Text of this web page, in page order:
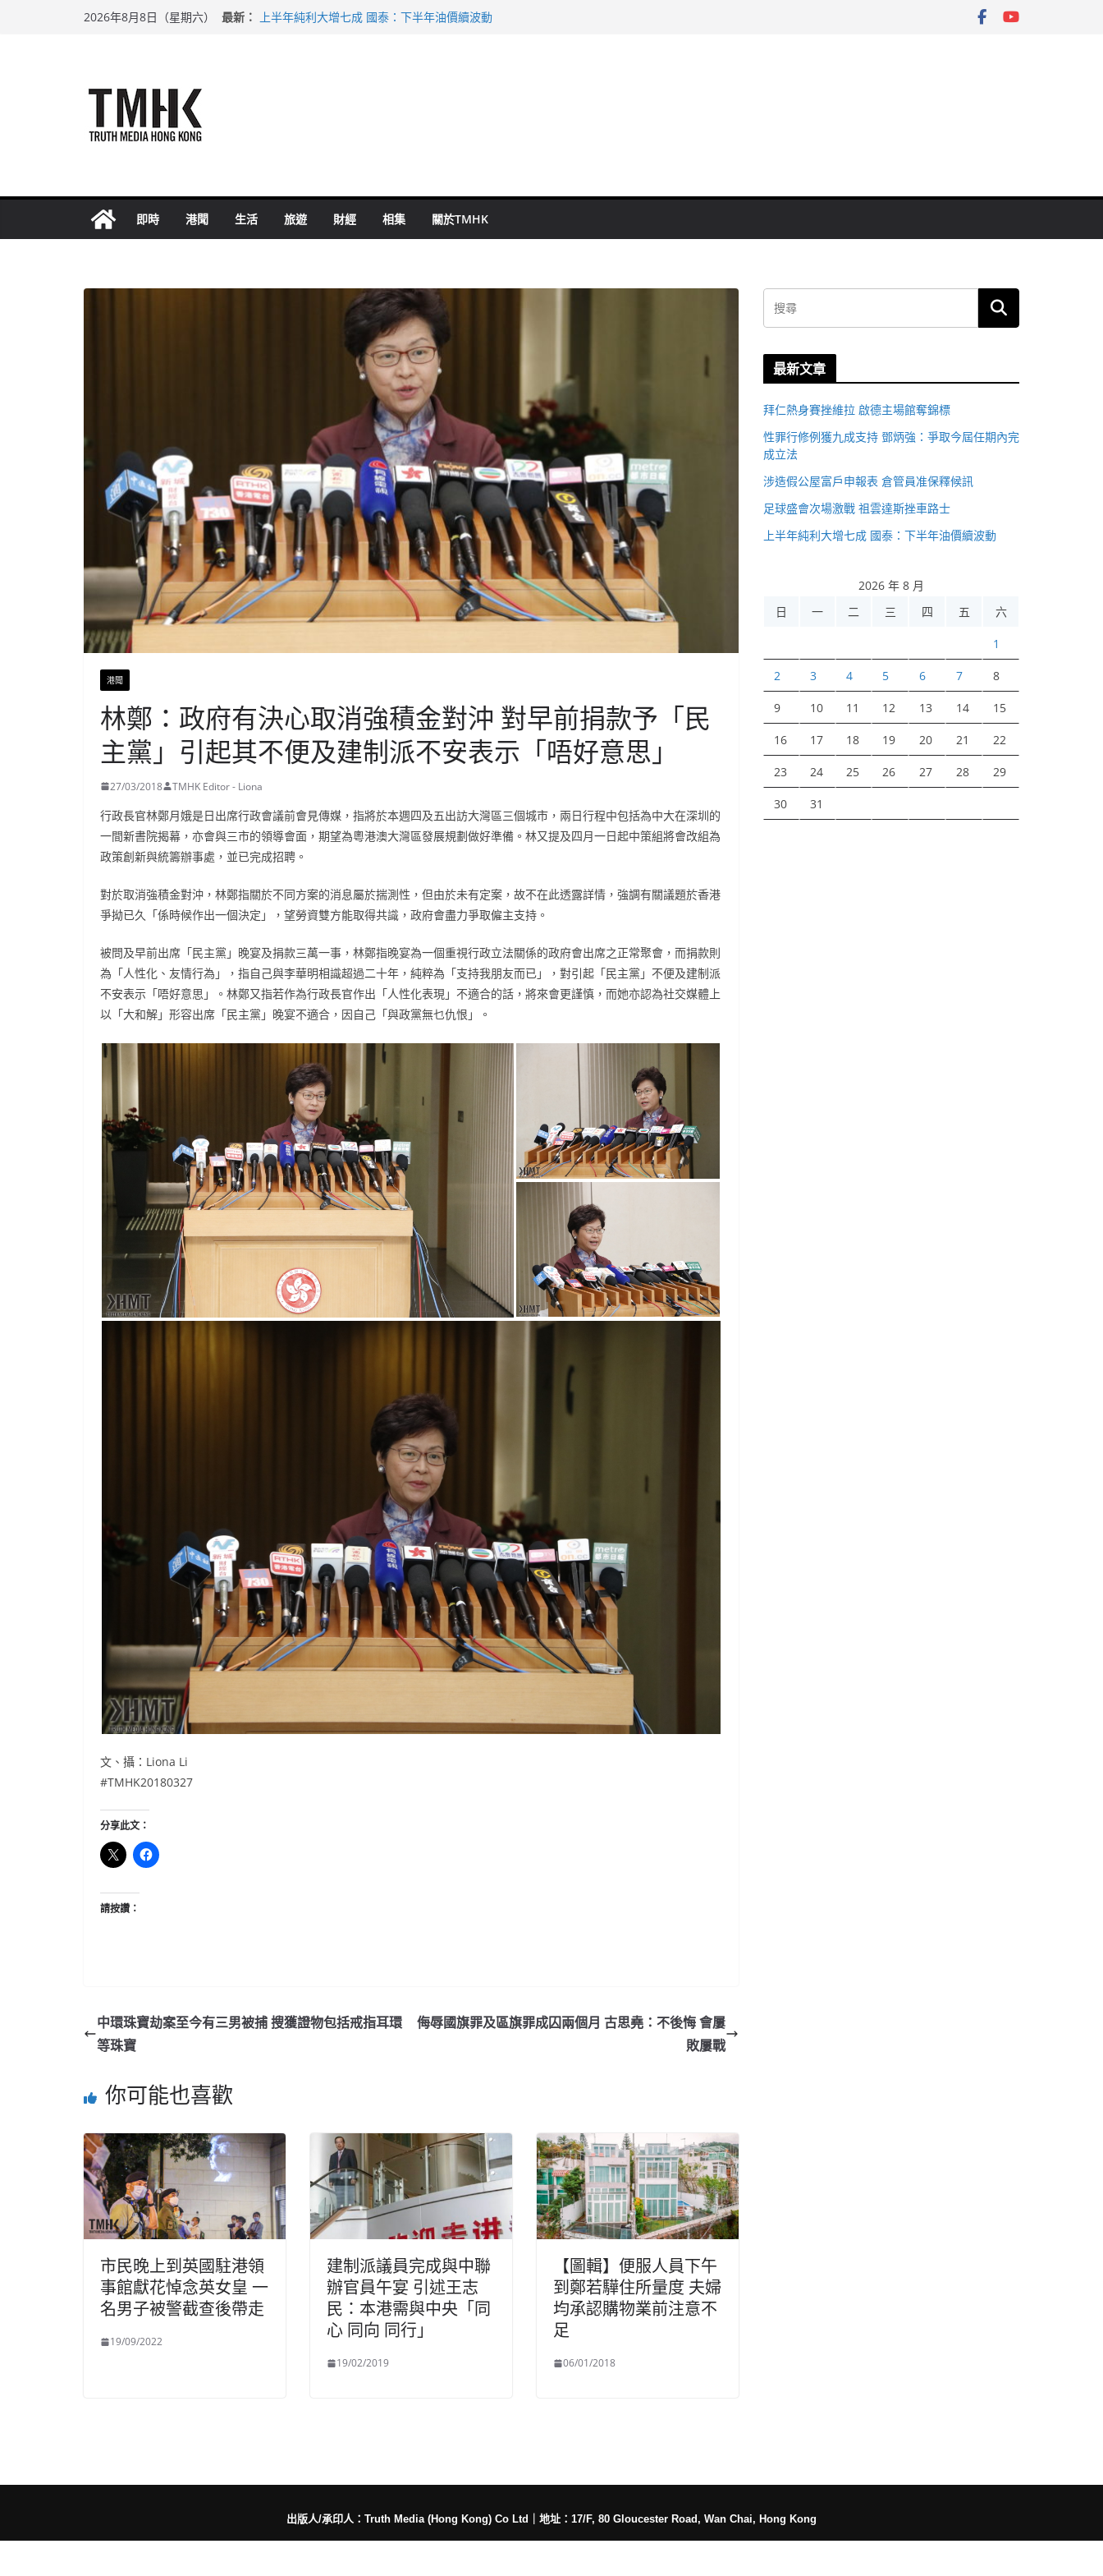
2026年8月8日（星期六） 最新：
上半年純利大增七成 國泰：下半年油價續波動
即時 港聞 生活 旅遊 財經 相集 關於TMHK
港聞
林鄭：政府有決心取消強積金對沖 對早前捐款予「民
主黨」引起其不便及建制派不安表示「唔好意思」
27/03/2018 TMHK Editor - Liona
行政長官林鄭月娥是日出席行政會議前會見傳媒，指將於本週四及五出訪大灣區三個城市，兩日行程中包括為中大在深圳的
一間新書院揭幕，亦會與三市的領導會面，期望為粵港澳大灣區發展規劃做好準備。林又提及四月一日起中策組將會改組為
政策創新與統籌辦事處，並已完成招聘。
對於取消強積金對沖，林鄭指關於不同方案的消息屬於揣測性，但由於未有定案，故不在此透露詳情，強調有關議題於香港
爭拗已久「係時候作出一個決定」，望勞資雙方能取得共識，政府會盡力爭取僱主支持。
被問及早前出席「民主黨」晚宴及捐款三萬一事，林鄭指晚宴為一個重視行政立法關係的政府會出席之正常聚會，而捐款則
為「人性化、友情行為」，指自己與李華明相識超過二十年，純粹為「支持我朋友而已」，對引起「民主黨」不便及建制派
不安表示「唔好意思」。林鄭又指若作為行政長官作出「人性化表現」不適合的話，將來會更謹慎，而她亦認為社交媒體上
以「大和解」形容出席「民主黨」晚宴不適合，因自己「與政黨無乜仇恨」。
文、攝：Liona Li
#TMHK20180327
分享此文：
請按讚：
中環珠寶劫案至今有三男被捕 搜獲證物包括戒指耳環
等珠寶
侮辱國旗罪及區旗罪成囚兩個月 古思堯：不後悔 會屢
敗屢戰
你可能也喜歡
市民晚上到英國駐港領
事館獻花悼念英女皇 一
名男子被警截查後帶走
19/09/2022
建制派議員完成與中聯
辦官員午宴 引述王志
民：本港需與中央「同
心 同向 同行」
19/02/2019
【圖輯】便服人員下午
到鄭若驊住所量度 夫婦
均承認購物業前注意不
足
06/01/2018
最新文章
拜仁熱身賽挫維拉 啟德主場館奪錦標
性罪行修例獲九成支持 鄧炳強：爭取今屆任期內完
成立法
涉造假公屋富戶申報表 倉管員准保釋候訊
足球盛會次場激戰 祖雲達斯挫車路士
上半年純利大增七成 國泰：下半年油價續波動
2026 年 8 月
日
一 二 三 四 五 六
1
2 3 4 5 6 7 8
9 10 11 12 13 14 15
16 17 18 19 20 21 22
23 24 25 26 27 28 29
30 31
出版人/承印人：Truth Media (Hong Kong) Co Ltd 地址：17/F, 80 Gloucester Road, Wan Chai, Hong Kong